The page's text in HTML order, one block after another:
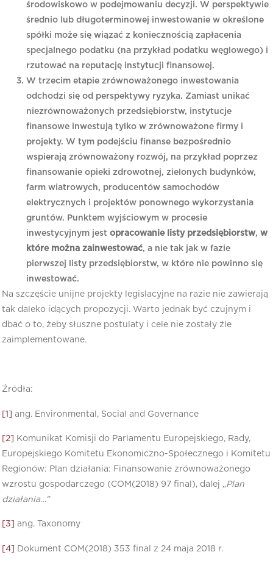
środowiskowo w podejmowaniu decyzji. W perspektywie
średnio lub długoterminowej inwestowanie w określone
spółki może się wiązać z koniecznością zapłacenia
specjalnego podatku (na przykład podatku węglowego) i
rzutować na reputację instytucji finansowej.
W trzecim etapie zrównoważonego inwestowania
odchodzi się od perspektywy ryzyka. Zamiast unikać
niezrównoważonych przedsiębiorstw, instytucje
finansowe inwestują tylko w zrównoważone firmy i
projekty. W tym podejściu finanse bezpośrednio
wspierają zrównoważony rozwój, na przykład poprzez
finansowanie opieki zdrowotnej, zielonych budynków,
farm wiatrowych, producentów samochodów
elektrycznych i projektów ponownego wykorzystania
gruntów. Punktem wyjściowym w procesie
inwestycyjnym jest opracowanie listy przedsiębiorstw, w
które można zainwestować, a nie tak jak w fazie
pierwszej listy przedsiębiorstw, w które nie powinno się
inwestować.
Na szczęście unijne projekty legislacyjne na razie nie zawierają
tak daleko idących propozycji. Warto jednak być czujnym i
dbać o to, żeby słuszne postulaty i cele nie zostały źle
zaimplementowane.
Źródła:
[1] ang. Environmental, Social and Governance
[2]
Komunikat Komisji do Parlamentu Europejskiego, Rady,
Europejskiego Komitetu Ekonomiczno-Społecznego i Komitetu
Regionów: Plan działania: Finansowanie zrównoważonego
wzrostu gospodarczego (COM(2018) 97 final), dalej „Plan
działania…”
[3] ang. Taxonomy
[4] Dokument COM(2018) 353 final z 24 maja 2018 r.